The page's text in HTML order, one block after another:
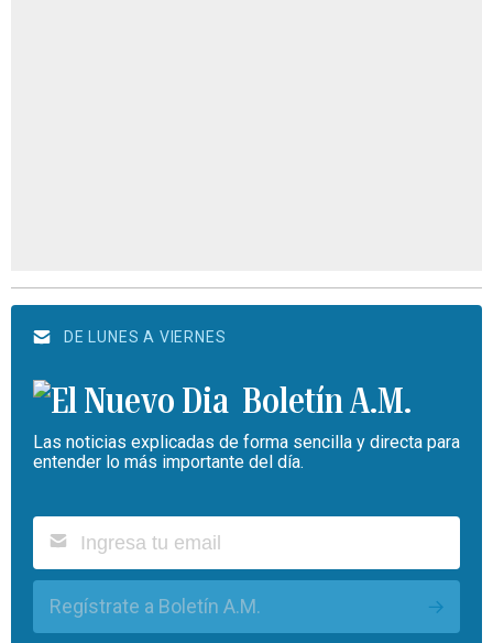
DE LUNES A VIERNES
Boletín A.M.
Las noticias explicadas de forma sencilla y directa para
entender lo más importante del día.
Regístrate a Boletín A.M.